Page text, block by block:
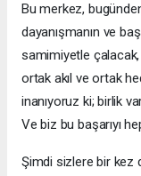
Bu merkez,
dayanışmanın ve
samimiyetle çalacak,
ortak akıl ve ortak
inanıyoruz ki; birlik
Ve biz bu başarıyı
Şimdi sizlere bir kez